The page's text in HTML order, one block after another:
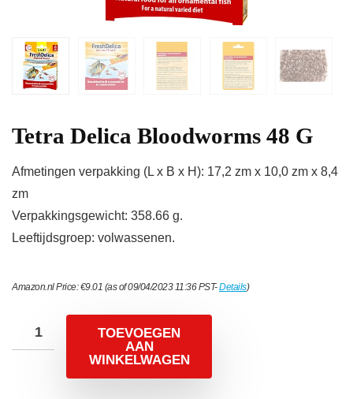
Tetra Delica Bloodworms 48 G
Afmetingen verpakking (L x B x H): 17,2 zm x 10,0 zm x 8,4
zm
Verpakkingsgewicht: 358.66 g.
Leeftijdsgroep: volwassenen.
Amazon.nl Price:€9.01 (as of 09/04/2023 11:36 PST-Details)
TOEVOEGEN
AAN
WINKELWAGEN